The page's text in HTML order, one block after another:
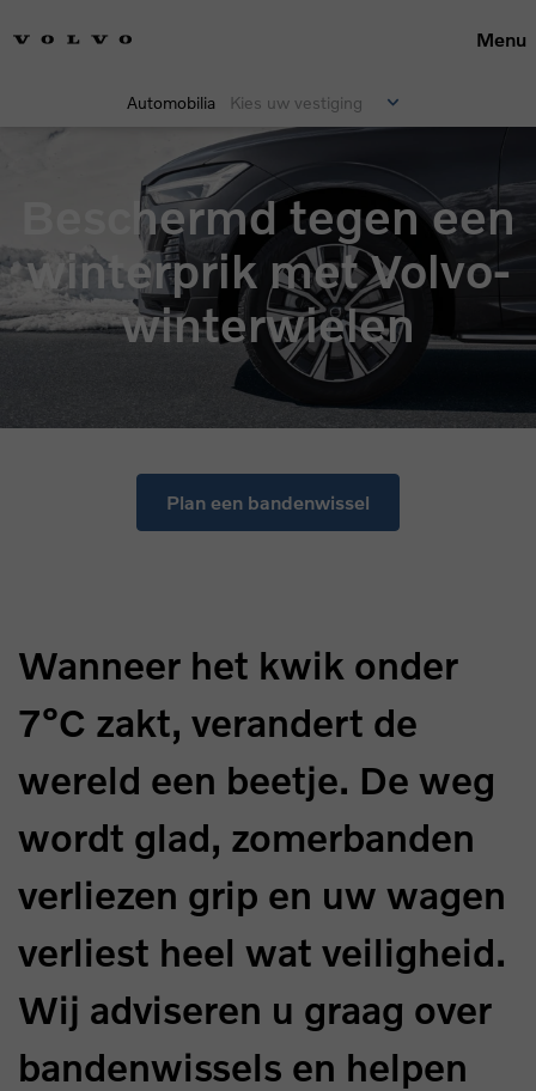
Menu
Automobilia Kies uw vestiging
Beschermd tegen een
winterprik met Volvo-
winterwielen
Plan een bandenwissel
Wanneer het kwik onder
7°C zakt, verandert de
wereld een beetje. De weg
wordt glad, zomerbanden
verliezen grip en uw wagen
verliest heel wat veiligheid.
Wij adviseren u graag over
bandenwissels en helpen